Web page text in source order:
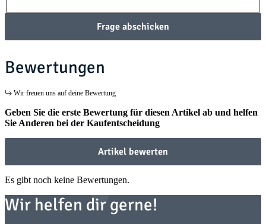
Frage abschicken
Bewertungen
Wir freuen uns auf deine Bewertung
Geben Sie die erste Bewertung für diesen Artikel ab und helfen
Sie Anderen bei der Kaufentscheidung
Artikel bewerten
Es gibt noch keine Bewertungen.
Wir helfen dir gerne!